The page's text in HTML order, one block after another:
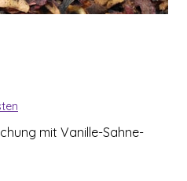
mit Vanille-Sahne-